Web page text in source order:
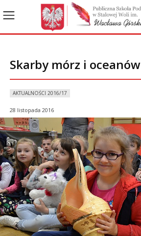
Skarby mórz i oceanów
AKTUALNOŚCI 2016/17
28 listopada 2016